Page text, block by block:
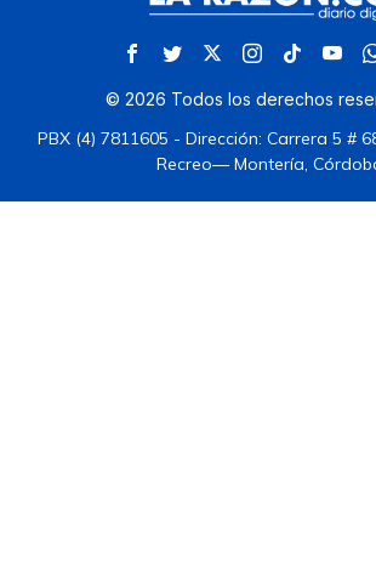
© 2026 Todos los derechos
PBX (4) 7811605 - Dirección: Carrera 5 #
Recreo— Montería,